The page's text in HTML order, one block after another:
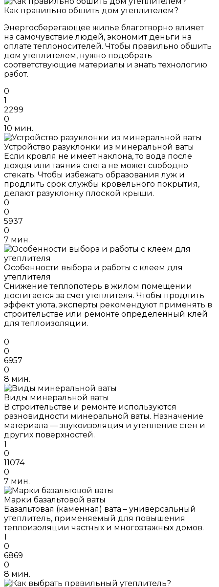
Как правильно обшить дом утеплителем?
Энергосберегающее жилье благотворно влияет
на самочувствие людей, экономит деньги на
оплате теплоносителей. Чтобы правильно обшить
дом утеплителем, нужно подобрать
соответствующие материалы и знать технологию
работ.
0
1
2299
0
10 мин.
Устройство разуклонки из минеральной ваты
Если кровля не имеет наклона, то вода после
дождя или таяния снега не может свободно
стекать. Чтобы избежать образования луж и
продлить срок службы кровельного покрытия,
делают разуклонку плоской крыши.
0
0
5937
0
7 мин.
Особенности выбора и работы с клеем для
утеплителя
Снижение теплопотерь в жилом помещении
достигается за счет утеплителя. Чтобы продлить
эффект уюта, эксперты рекомендуют применять в
строительстве или ремонте определенный клей
для теплоизоляции.
0
0
6957
0
8 мин.
Виды минеральной ваты
В строительстве и ремонте используются
разновидности минеральной ваты. Назначение
материала — звукоизоляция и утепление стен и
других поверхностей.
1
0
11074
0
7 мин.
Марки базальтовой ваты
Базальтовая (каменная) вата – универсальный
утеплитель, применяемый для повышения
теплоизоляции частных и многоэтажных домов.
1
0
6869
0
8 мин.